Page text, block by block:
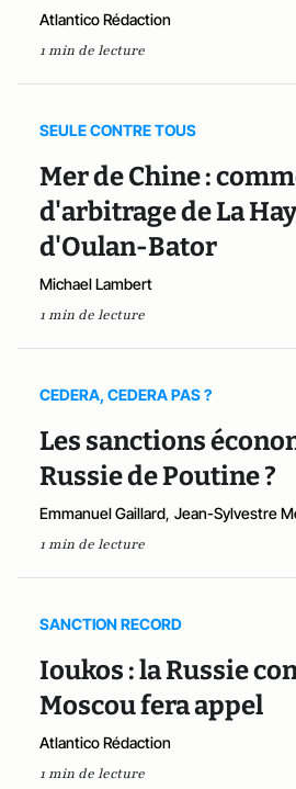
Atlantico Rédaction
1 min de lecture
SEULE CONTRE TOUS
Mer de Chine :
d'arbitrage de La
d'Oulan-Bator
Michael Lambert
1 min de lecture
CEDERA, CEDERA PAS ?
Les sanctions
Russie de Poutine ?
Emmanuel Gaillard, Jean-Sylvestre
1 min de lecture
SANCTION RECORD
Ioukos : la Russie
Moscou fera appel
Atlantico Rédaction
1 min de lecture